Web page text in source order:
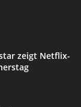
zeigt Netflix-